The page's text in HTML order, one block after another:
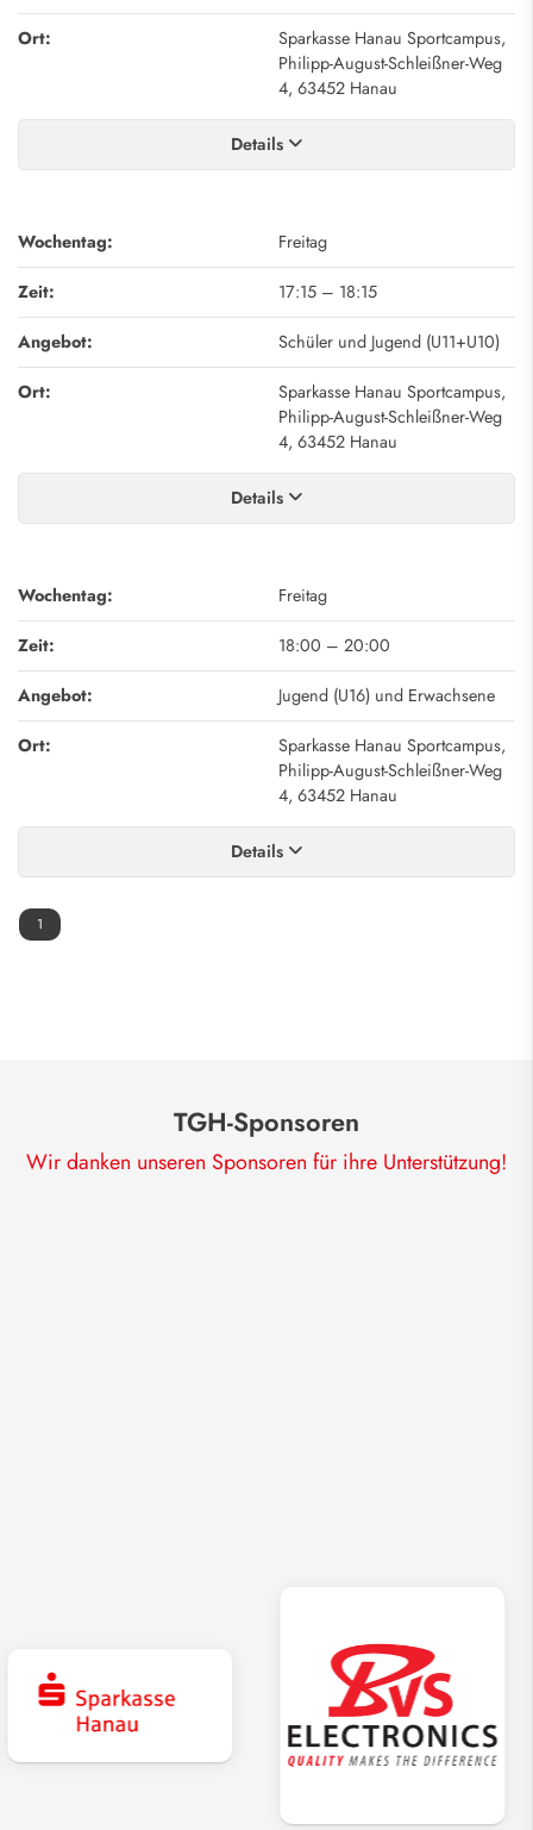
Ort:
Sparkasse Hanau Sportcampus,
Philipp-August-Schleißner-Weg
4, 63452 Hanau
Details
Wochentag: Freitag
Zeit: 17:15 – 18:15
Angebot: Schüler und Jugend (U11+U10)
Ort:
Sparkasse Hanau Sportcampus,
Philipp-August-Schleißner-Weg
4, 63452 Hanau
Details
Wochentag: Freitag
Zeit: 18:00 – 20:00
Angebot: Jugend (U16) und Erwachsene
Ort:
Sparkasse Hanau Sportcampus,
Philipp-August-Schleißner-Weg
4, 63452 Hanau
Details
1
TGH-Sponsoren
Wir danken unseren Sponsoren für ihre Unterstützung!